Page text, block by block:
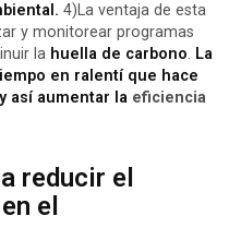
4)La ventaja de esta
y monitorear programas
la huella de carbono. La
en ralentí que hace
así aumentar la eficiencia
reducir el
el